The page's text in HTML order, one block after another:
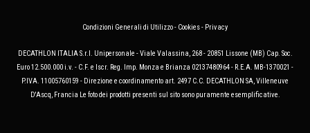
Condizioni Generali di Utilizzo- Cookies- Privacy
DECATHLON ITALIA S.r.l. Unipersonale - Viale Valassina, 268 - 20851 Lissone (MB) Cap. Soc.
Euro 12.500.000 i.v. - C.F. e Iscr. Reg. Imp. Monza e Brianza 02137480964 - R.E.A. MB-1370021 -
P.IVA. 11005760159 - Direzione e coordinamento art. 2497 C.C. DECATHLON SA, Villeneuve
D'Ascq, Francia Le foto dei prodotti presenti sul sito sono puramente esemplificative.